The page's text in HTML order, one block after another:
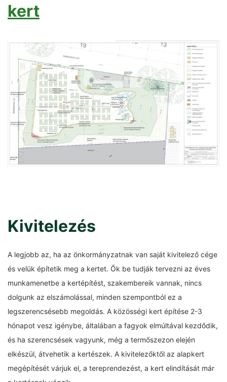
kert
Kivitelezés
A legjobb az, ha az önkormányzatnak van saját kivitelező cége
és velük építetik meg a kertet. Ők be tudják tervezni az éves
munkamenetbe a kertépítést, szakembereik vannak, nincs
dolgunk az elszámolással, minden szempontból ez a
legszerencsésebb megoldás. A közösségi kert építése 2-3
hónapot vesz igénybe, általában a fagyok elmúltával kezdődik,
és ha szerencsések vagyunk, még a termőszezon elején
elkészül, átvehetik a kertészek. A kivitelezőktől az alapkert
megépítését várjuk el, a tereprendezést, a kert elindítását már